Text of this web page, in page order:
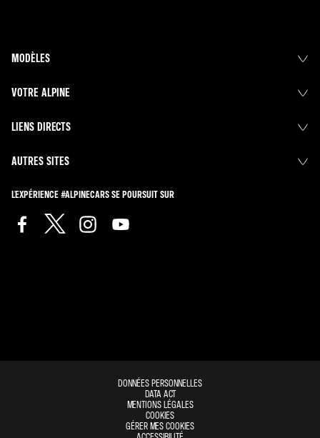
MODÈLES
VOTRE ALPINE
LIENS DIRECTS
AUTRES SITES
L'EXPÉRIENCE #ALPINECARS SE POURSUIT SUR
DONNÉES PERSONNELLES
DATA ACT
MENTIONS LÉGALES
COOKIES
GÉRER MES COOKIES